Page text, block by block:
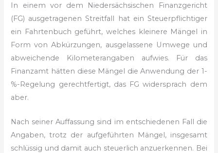
In einem vor dem Niedersächsischen Finanzgericht
(FG) ausgetragenen Streitfall hat ein Steuerpflichtiger
ein Fahrtenbuch geführt, welches kleinere Mängel in
Form von Abkürzungen, ausgelassene Umwege und
abweichende Kilometerangaben aufwies. Für das
Finanzamt hätten diese Mängel die Anwendung der 1-
%-Regelung gerechtfertigt, das FG widersprach dem
aber.
Nach seiner Auffassung sind im entschiedenen Fall die
Angaben, trotz der aufgeführten Mängel, insgesamt
schlüssig und damit auch steuerlich anzuerkennen. Bei